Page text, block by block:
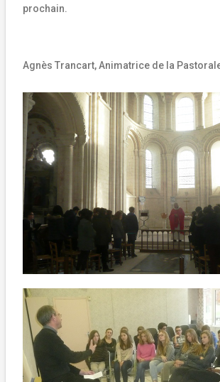
prochain.
Agnès Trancart, Animatrice de la